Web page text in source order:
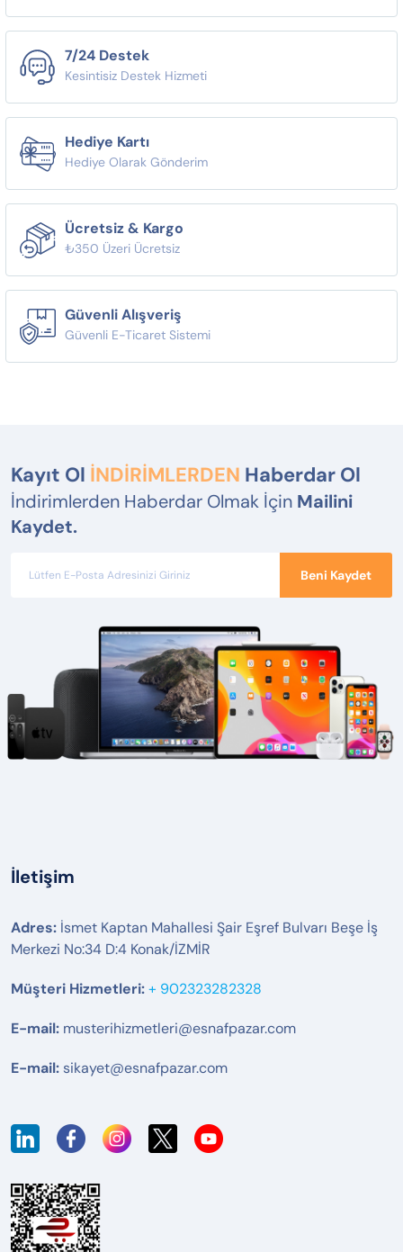
7/24 Destek
Kesintisiz Destek Hizmeti
Hediye Kartı
Hediye Olarak Gönderim
Ücretsiz & Kargo
₺350 Üzeri Ücretsiz
Güvenli Alışveriş
Güvenli E-Ticaret Sistemi
Kayıt Ol İNDİRİMLERDEN Haberdar Ol
İndirimlerden Haberdar Olmak İçin Mailini
Kaydet.
Beni Kaydet
İletişim
Adres: İsmet Kaptan Mahallesi Şair Eşref Bulvarı Beşe İş
Merkezi No:34 D:4 Konak/İZMİR
Müşteri Hizmetleri:+ 902323282328
E-mail: musterihizmetleri@esnafpazar.com
E-mail: sikayet@esnafpazar.com